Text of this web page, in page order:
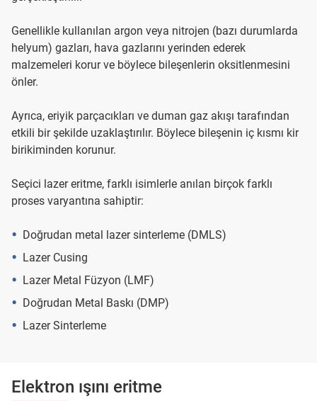
Genellikle kullanılan argon veya nitrojen (bazı durumlarda
helyum) gazları, hava gazlarını yerinden ederek
malzemeleri korur ve böylece bileşenlerin oksitlenmesini
önler.
Ayrıca, eriyik parçacıkları ve duman gaz akışı tarafından
etkili bir şekilde uzaklaştırılır. Böylece bileşenin iç kısmı kir
birikiminden korunur.
Seçici lazer eritme, farklı isimlerle anılan birçok farklı
proses varyantına sahiptir:
Doğrudan metal lazer sinterleme (DMLS)
Lazer Cusing
Lazer Metal Füzyon (LMF)
Doğrudan Metal Baskı (DMP)
Lazer Sinterleme
Elektron ışını eritme